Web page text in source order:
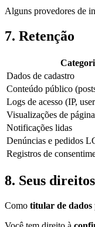
Alguns provedores de
7. Retenção
Dados de cadastro
Conteúdo público
Logs de acesso (IP,
Visualizações de
Notificações lidas
Denúncias e pedidos
Registros de
8. Seus
Como titular de dados